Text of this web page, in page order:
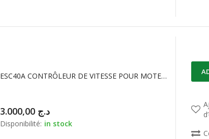
ESC40A CONTRÔLEUR DE VITESSE POUR MOTEUR BRUSHLESS
د.ج
Disponibilité: in stock